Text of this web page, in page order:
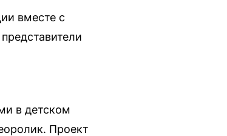
вместе с
в детском
Проект